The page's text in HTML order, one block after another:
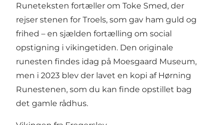
Runeteksten fortæller om Toke Smed, der
rejser stenen for Troels, som gav ham guld og
frihed – en sjælden fortælling om social
opstigning i vikingetiden. Den originale
runesten findes idag på Moesgaard Museum,
men i 2023 blev der lavet en kopi af Hørning
Runestenen, som du kan finde opstillet bag
det gamle rådhus.